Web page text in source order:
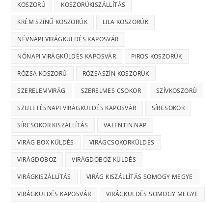
KOSZORÚ KOSZORÚKISZÁLLÍTÁS
KRÉM SZÍNŰ KOSZORÚK LILA KOSZORÚK
NÉVNAPI VIRÁGKÜLDÉS KAPOSVÁR
NŐNAPI VIRÁGKÜLDÉS KAPOSVÁR PIROS KOSZORÚK
RÓZSA KOSZORÚ RÓZSASZÍN KOSZORÚK
SZERELEMVIRÁG SZERELMES CSOKOR SZÍVKOSZORÚ
SZÜLETÉSNAPI VIRÁGKÜLDÉS KAPOSVÁR SÍRCSOKOR
SÍRCSOKOR KISZÁLLÍTÁS VALENTIN NAP
VIRÁG BOX KÜLDÉS VIRÁGCSOKORKÜLDÉS
VIRÁGDOBOZ VIRÁGDOBOZ KÜLDÉS
VIRÁGKISZÁLLÍTÁS VIRÁG KISZÁLLÍTÁS SOMOGY MEGYE
VIRÁGKÜLDÉS KAPOSVÁR VIRÁGKÜLDÉS SOMOGY MEGYE